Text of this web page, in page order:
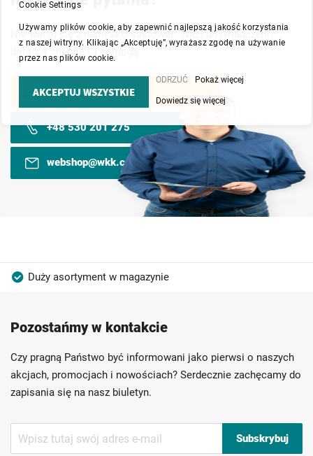
Nie wahaj się z nami skontaktować. Nasi doświadczeni
doradcy chętnie Ci pomogą.
Kontakt
+48 530 201 275
webshop@wkk.com.pl
Duży asortyment w magazynie
Szybka dostawa
Indywidualni doradcy
Ponad 40 lat doświadczenia
Możliwość własnego etykietowania
Pozostańmy w kontakcie
Czy pragną Państwo być informowani jako pierwsi o naszych
akcjach, promocjach i nowościach? Serdecznie zachęcamy do
zapisania się na nasz biuletyn.
nasz
Subskrybuj
Cookie Settings
Używamy plików cookie, aby zapewnić najlepszą jakość korzystania
z naszej witryny. Klikając „Akceptuję”, wyrażasz zgodę na używanie
przez nas plików cookie.
AKCEPTUJ WSZYSTKIE
ODRZUĆ Pokaż więcej
Dowiedz się więcej